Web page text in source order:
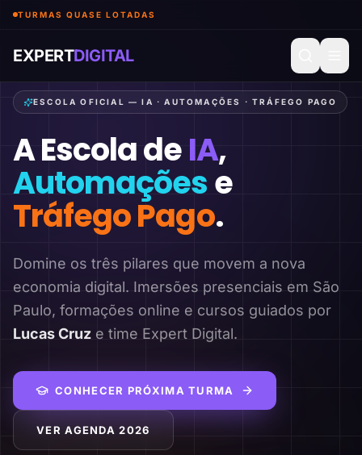
TURMAS QUASE LOTADAS
EXPERTDIGITAL
ESCOLA OFICIAL — IA · AUTOMAÇÕES · TRÁFEGO PAGO
A Escola deIA,
Automaçõese
Tráfego Pago.
Domine os três pilares que movem a nova
economia digital. Imersões presenciais em São
Paulo, formações online e cursos guiados por
Lucas Cruz e time Expert Digital.
CONHECER PRÓXIMA TURMA
VER AGENDA 2026